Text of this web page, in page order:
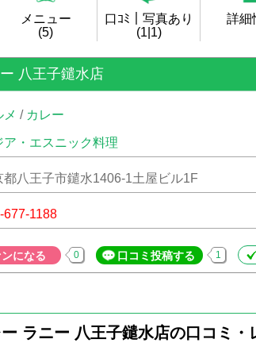
メニュー
(5)
口ｺﾐ｜写真あり
(1|1)
詳細
八王子鑓水店
メ / カレー
ア・エスニック料理
都八王子市鑓水1406-1土屋ビル1F
677-1188
になる 0 口コミ投稿する 1
ラニー 八王子鑓水店の口コミ・